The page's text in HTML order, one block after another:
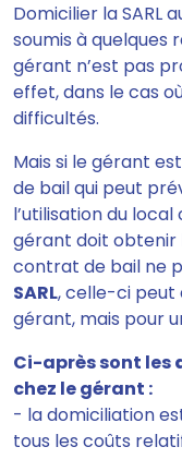
Domicilier la SARL
soumis à quelques
gérant n’est pas
effet, dans le cas
difficultés.
Mais si le gérant
de bail qui peut
l’utilisation du
gérant doit obtenir
contrat de bail ne
SARL, celle-ci peut
gérant, mais pour
Ci-après sont les
chez le gérant :
- la domiciliation
tous les coûts